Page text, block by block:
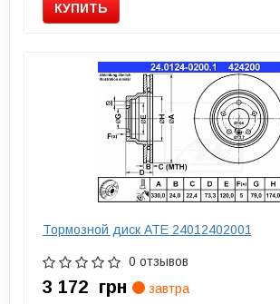
КУПИТЬ
Тормозной диск ATE 24012402001
0 отзывов
3 172 грн
завтра